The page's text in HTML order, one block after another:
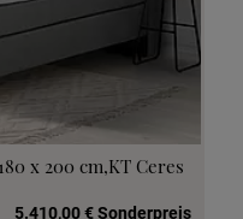
x 200 cm,KT Ceres
5.410,00 € Sonderpreis